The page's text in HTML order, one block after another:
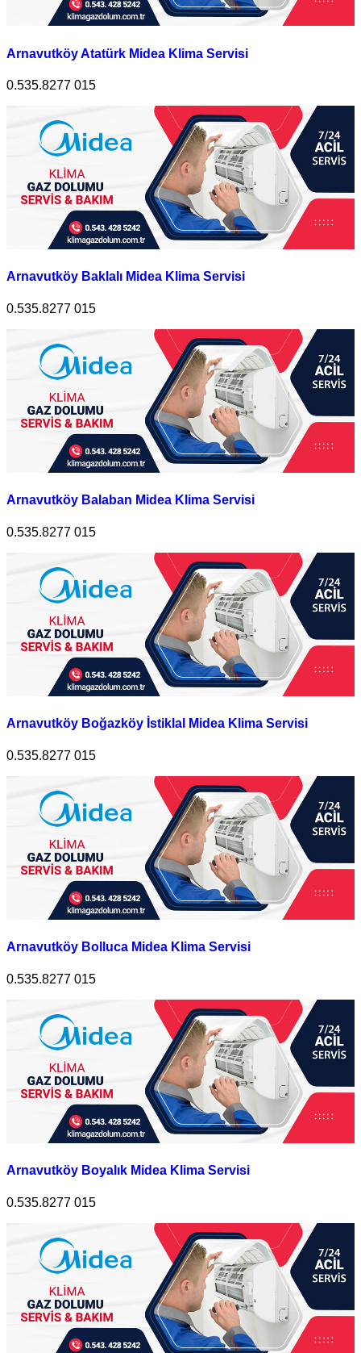
Arnavutköy Atatürk Midea Klima Servisi
0.535.8277 015
Arnavutköy Baklalı Midea Klima Servisi
0.535.8277 015
Arnavutköy Balaban Midea Klima Servisi
0.535.8277 015
Arnavutköy Boğazköy İstiklal Midea Klima Servisi
0.535.8277 015
Arnavutköy Bolluca Midea Klima Servisi
0.535.8277 015
Arnavutköy Boyalık Midea Klima Servisi
0.535.8277 015